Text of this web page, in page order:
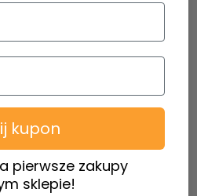
kupon
pierwsze zakupy
sklepie!